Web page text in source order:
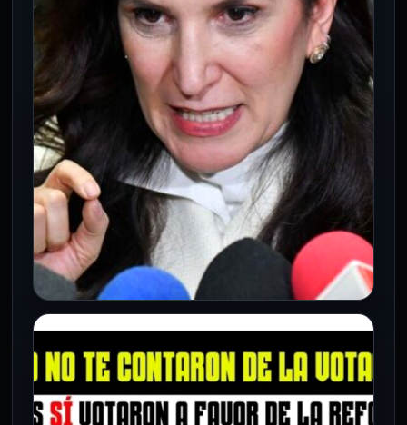
omisiones legislativas en seguridad
electoral
Kenia López Rabadán critica
periodo extraordinario: “No hay
proyecto de país, solo ambición
electoral”